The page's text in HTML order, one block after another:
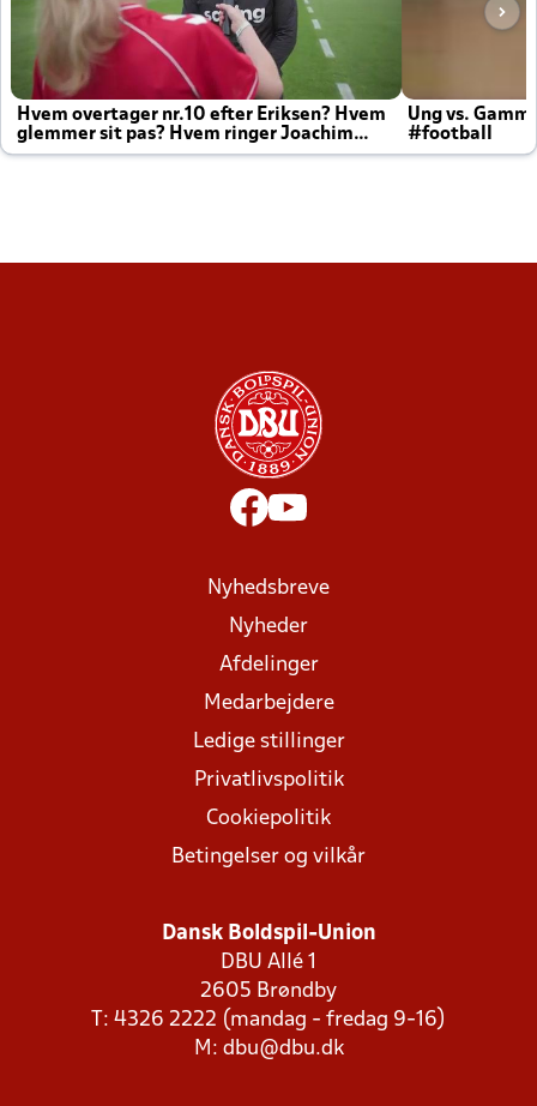
Hvem overtager nr.10 efter Eriksen? Hvem
glemmer sit pas? Hvem ringer Joachim
altid til efter kampe?
Ung vs.
#football
Nyhedsbreve
Nyheder
Afdelinger
Medarbejdere
Ledige stillinger
Privatlivspolitik
Cookiepolitik
Betingelser og vilkår
Dansk Boldspil-Union
DBU Allé 1
2605 Brøndby
T: 4326 2222 (mandag - fredag 9-16)
M: dbu@dbu.dk